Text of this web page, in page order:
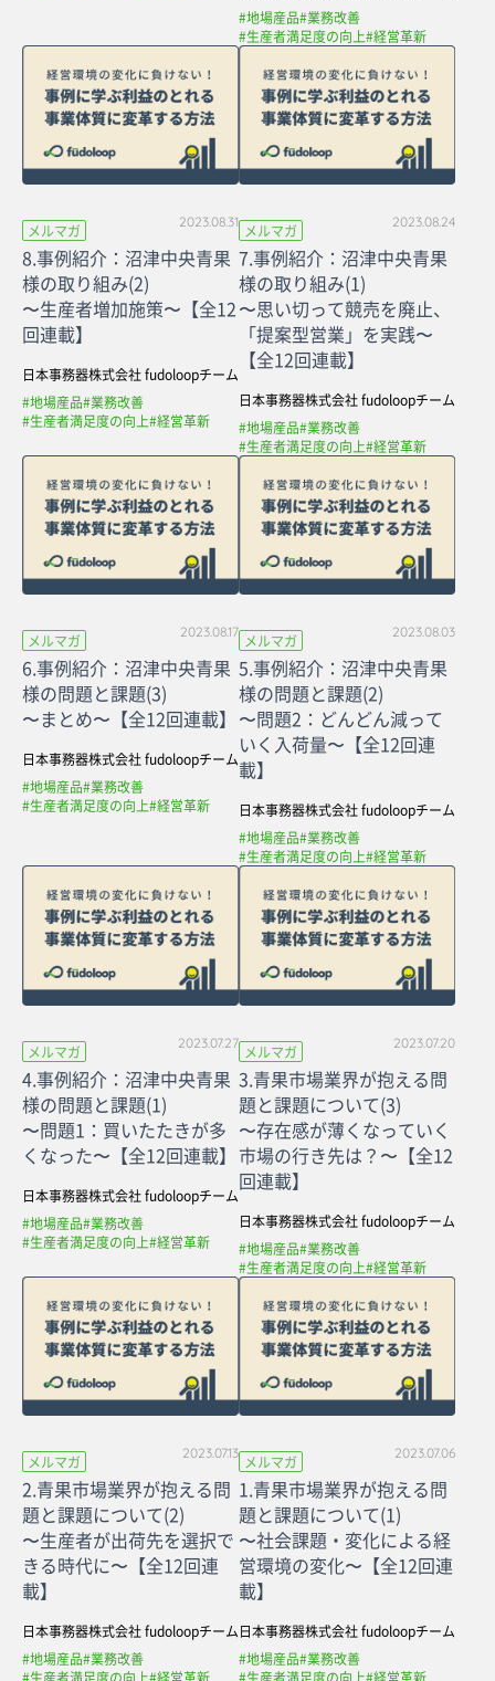
#地場産品#業務改善
#生産者満足度の向上#経営革新
メルマガ 2023.08.31
8.事例紹介：沼津中央青果
様の取り組み(2)
〜生産者増加施策〜【全12
回連載】
日本事務器株式会社 fudoloopチーム
#地場産品#業務改善
#生産者満足度の向上#経営革新
メルマガ 2023.08.24
7.事例紹介：沼津中央青果
様の取り組み(1)
〜思い切って競売を廃止、
「提案型営業」を実践〜
【全12回連載】
日本事務器株式会社 fudoloopチーム
#地場産品#業務改善
#生産者満足度の向上#経営革新
メルマガ 2023.08.17
6.事例紹介：沼津中央青果
様の問題と課題(3)
〜まとめ〜【全12回連載】
日本事務器株式会社 fudoloopチーム
#地場産品#業務改善
#生産者満足度の向上#経営革新
メルマガ 2023.08.03
5.事例紹介：沼津中央青果
様の問題と課題(2)
〜問題2：どんどん減って
いく入荷量〜【全12回連
載】
日本事務器株式会社 fudoloopチーム
#地場産品#業務改善
#生産者満足度の向上#経営革新
メルマガ 2023.07.27
4.事例紹介：沼津中央青果
様の問題と課題(1)
〜問題1：買いたたきが多
くなった〜【全12回連載】
日本事務器株式会社 fudoloopチーム
#地場産品#業務改善
#生産者満足度の向上#経営革新
メルマガ 2023.07.20
3.青果市場業界が抱える問
題と課題について(3)
〜存在感が薄くなっていく
市場の行き先は？〜【全12
回連載】
日本事務器株式会社 fudoloopチーム
#地場産品#業務改善
#生産者満足度の向上#経営革新
メルマガ 2023.07.13
2.青果市場業界が抱える問
題と課題について(2)
〜生産者が出荷先を選択で
きる時代に〜【全12回連
載】
日本事務器株式会社 fudoloopチーム
#地場産品#業務改善
#生産者満足度の向上#経営革新
メルマガ 2023.07.06
1.青果市場業界が抱える問
題と課題について(1)
〜社会課題・変化による経
営環境の変化〜【全12回連
載】
日本事務器株式会社 fudoloopチーム
#地場産品#業務改善
#生産者満足度の向上#経営革新